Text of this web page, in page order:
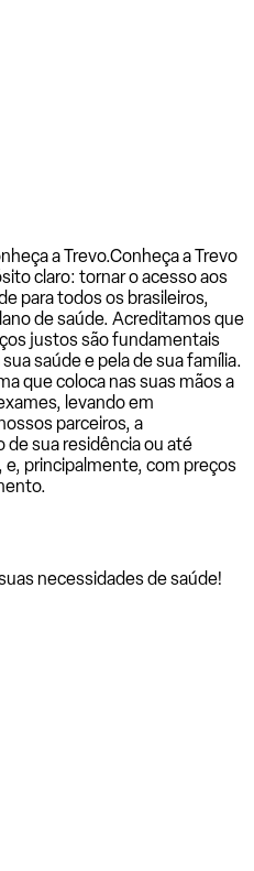
a Trevo.Conheça a Trevo
claro: tornar o acesso aos
para todos os brasileiros,
de saúde. Acreditamos que
justos são fundamentais
saúde e pela de sua família.
que coloca nas suas mãos a
levando em
parceiros, a
sua residência ou até
principalmente, com preços
necessidades de saúde!